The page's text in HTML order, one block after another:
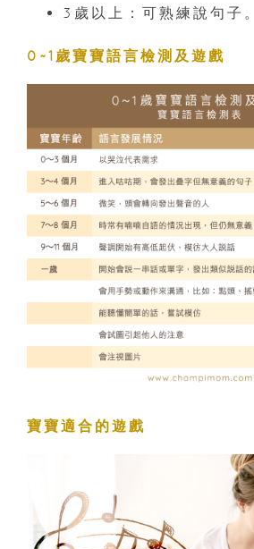
3歲以上：可熟練說句子。
0~1歲寶寶語言檢測及遊戲
寶寶適合的遊戲